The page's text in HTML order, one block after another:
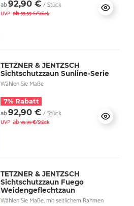
ab92,90 € / Stück
UVP ab99,99 €/Stück
TETZNER & JENTZSCH
Sichtschutzzaun Sunline-Serie
Wählen Sie Maße
7% Rabatt
ab92,90 € / Stück
UVP ab99,99 €/Stück
TETZNER & JENTZSCH
Sichtschutzzaun Fuego
Weidengeflechtzaun
Wählen Sie Maße, mit seitlichem Rahmen